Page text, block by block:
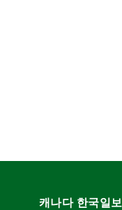
캐나다 한국일보